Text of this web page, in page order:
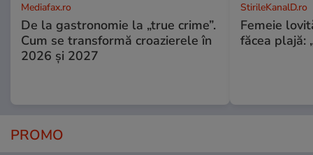
Mediafax.ro
De la gastronomie la „true crime”.
Cum se transformă croazierele în
2026 și 2027
StirileKanalD.ro
Femeie
făcea plajă:
PROMO